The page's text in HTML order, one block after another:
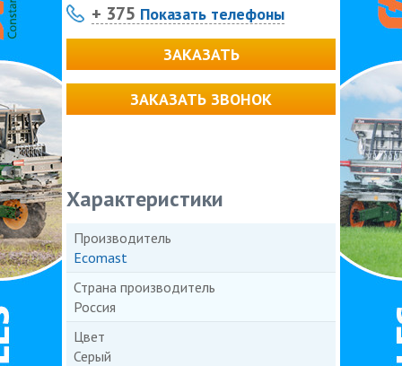
+ 375 Показать телефоны
ЗАКАЗАТЬ
ЗАКАЗАТЬ ЗВОНОК
Характеристики
Производитель
Ecomast
Страна производитель
Россия
Цвет
Серый